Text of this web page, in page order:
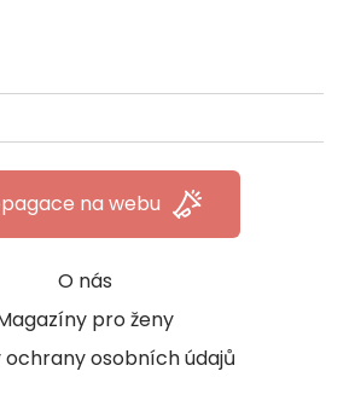
O nás
pro ženy
ochrany osobních údajů
na webu